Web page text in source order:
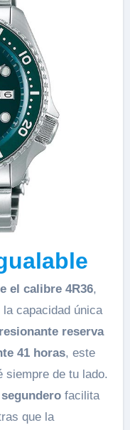
el calibre 4R36,
capacidad única
reserva
41 horas, este
siempre de tu lado.
facilita
que la